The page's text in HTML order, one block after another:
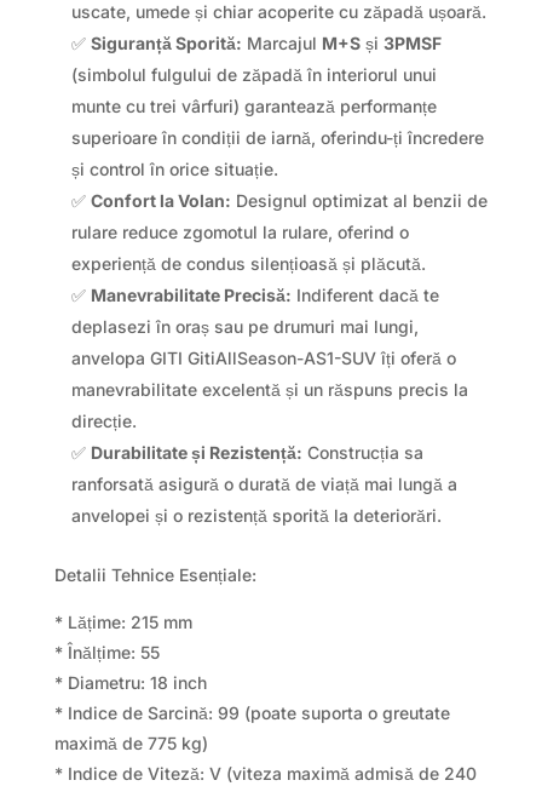
uscate, umede și chiar acoperite cu zăpadă ușoară.
✅ Siguranță Sporită: Marcajul M+Sși 3PMSF
(simbolul fulgului de zăpadă în interiorul unui
munte cu trei vârfuri) garantează performanțe
superioare în condiții de iarnă, oferindu-ți încredere
și control în orice situație.
✅ Confort la Volan: Designul optimizat al benzii de
rulare reduce zgomotul la rulare, oferind o
experiență de condus silențioasă și plăcută.
✅ Manevrabilitate Precisă: Indiferent dacă te
deplasezi în oraș sau pe drumuri mai lungi,
anvelopa GITI GitiAllSeason-AS1-SUV îți oferă o
manevrabilitate excelentă și un răspuns precis la
direcție.
✅ Durabilitate și Rezistență: Construcția sa
ranforsată asigură o durată de viață mai lungă a
anvelopei și o rezistență sporită la deteriorări.
Detalii Tehnice Esențiale:
* Lățime: 215 mm
* Înălțime: 55
* Diametru: 18 inch
* Indice de Sarcină: 99 (poate suporta o greutate
maximă de 775 kg)
* Indice de Viteză: V (viteza maximă admisă de 240